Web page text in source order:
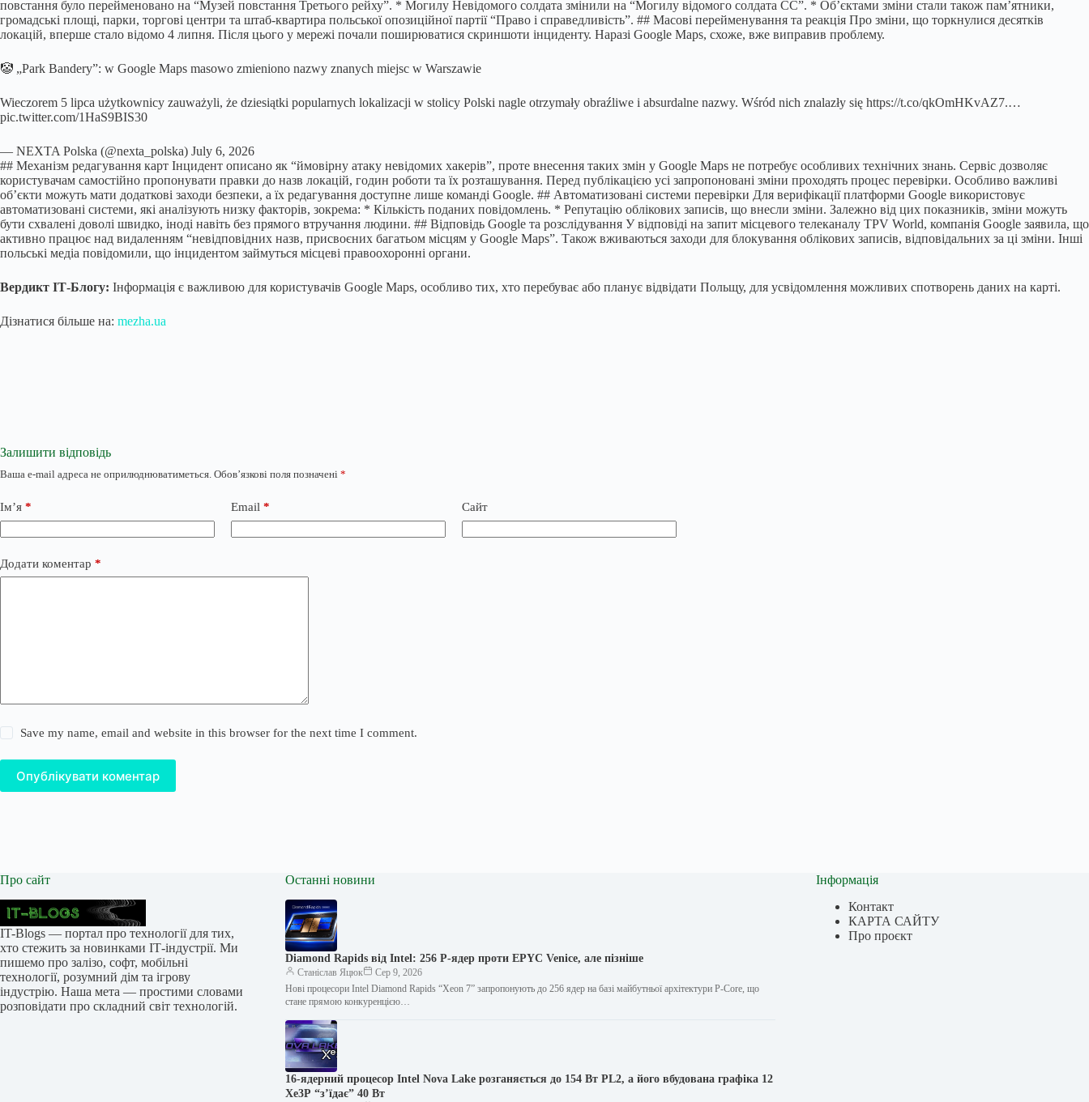
повстання було перейменовано на “Музей повстання Третього рейху”. * Могилу Невідомого солдата змінили на “Могилу відомого солдата СС”. * Об’єктами зміни стали також пам’ятники,
громадські площі, парки, торгові центри та штаб-квартира польської опозиційної партії “Право і справедливість”. ## Масові перейменування та реакція Про зміни, що торкнулися десятків
локацій, вперше стало відомо 4 липня. Після цього у мережі почали поширюватися скриншоти інциденту. Наразі Google Maps, схоже, вже виправив проблему.
🤡 „Park Bandery”: w Google Maps masowo zmieniono nazwy znanych miejsc w Warszawie
Wieczorem 5 lipca użytkownicy zauważyli, że dziesiątki popularnych lokalizacji w stolicy Polski nagle otrzymały obraźliwe i absurdalne nazwy. Wśród nich znalazły się https://t.co/qkOmHKvAZ7.…
pic.twitter.com/1HaS9BIS30
— NEXTA Polska (@nexta_polska) July 6, 2026
## Механізм редагування карт Інцидент описано як “ймовірну атаку невідомих хакерів”, проте внесення таких змін у Google Maps не потребує особливих технічних знань. Сервіс дозволяє
користувачам самостійно пропонувати правки до назв локацій, годин роботи та їх розташування. Перед публікацією усі запропоновані зміни проходять процес перевірки. Особливо важливі
об’єкти можуть мати додаткові заходи безпеки, а їх редагування доступне лише команді Google. ## Автоматизовані системи перевірки Для верифікації платформи Google використовує
автоматизовані системи, які аналізують низку факторів, зокрема: * Кількість поданих повідомлень. * Репутацію облікових записів, що внесли зміни. Залежно від цих показників, зміни можуть
бути схвалені доволі швидко, іноді навіть без прямого втручання людини. ## Відповідь Google та розслідування У відповіді на запит місцевого телеканалу TPV World, компанія Google заявила, що
активно працює над видаленням “невідповідних назв, присвоєних багатьом місцям у Google Maps”. Також вживаються заходи для блокування облікових записів, відповідальних за ці зміни. Інші
польські медіа повідомили, що інцидентом займуться місцеві правоохоронні органи.
Вердикт ІТ-Блогу: Інформація є важливою для користувачів Google Maps, особливо тих, хто перебуває або планує відвідати Польщу, для усвідомлення можливих спотворень даних на карті.
Дізнатися більше на: mezha.ua
Залишити відповідь
Ваша e-mail адреса не оприлюднюватиметься. Обов’язкові поля позначені *
Ім’я * Email * Сайт
Додати коментар *
Save my name, email and website in this browser for the next time I comment.
Опублікувати коментар
Про сайт
IT-Blogs — портал про технології для тих,
хто стежить за новинками ІТ-індустрії. Ми
пишемо про залізо, софт, мобільні
технології, розумний дім та ігрову
індустрію. Наша мета — простими словами
розповідати про складний світ технологій.
Останні новини
Diamond Rapids від Intel: 256 P-ядер проти EPYC Venice, але пізніше
Станіслав Яцюк
Сер 9, 2026
Нові процесори Intel Diamond Rapids “Xeon 7” запропонують до 256 ядер на базі майбутньої архітектури P-Core, що
стане прямою конкуренцією…
16-ядерний процесор Intel Nova Lake розганяється до 154 Вт PL2, а його вбудована графіка 12
Xe3P “з’їдає” 40 Вт
Інформація
Контакт
КАРТА САЙТУ
Про проєкт